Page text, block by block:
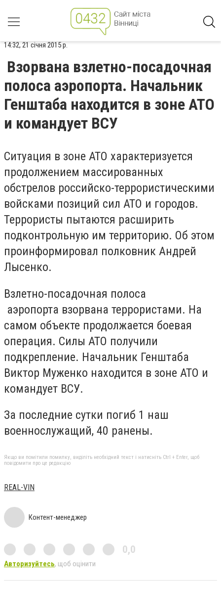
14:32, 21 січня 2015 р.
Взорвана взлетно-посадочная
полоса аэропорта. Начальник
Генштаба находится в зоне АТО
и командует ВСУ
Ситуация в зоне АТО характеризуется
продолжением массированных
обстрелов российско-террористическими
войсками позиций сил АТО и городов.
Террористы пытаются расширить
подконтрольную им территорию. Об этом
проинформировал полковник Андрей
Лысенко.
Взлетно-посадочная полоса
аэропорта взорвана террористами. На
самом объекте продолжается боевая
операция. Силы АТО получили
подкрепление. Начальник Генштаба
Виктор Муженко находится в зоне АТО и
командует ВСУ.
За последние сутки погиб 1 наш
военнослужащий, 40 ранены.
Якщо ви помітили помилку, виділіть необхідний текст і натисніть Ctrl + Enter, щоб
повідомити про це редакцію
REAL-VIN
Контент-менеджер
0,0
Авторизуйтесь, щоб оцінити